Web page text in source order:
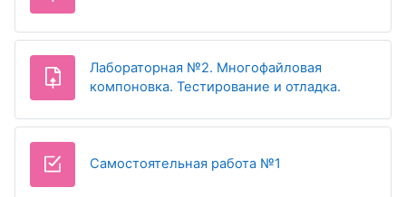
Лабораторная №2. Многофайловая
компоновка. Тестирование и отладка.
Самостоятельная работа №1